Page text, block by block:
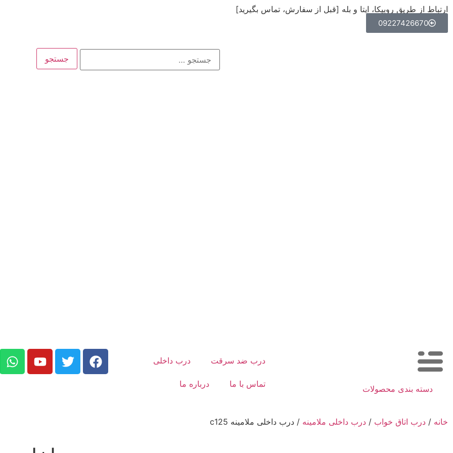
ارتباط از طریق روبیکا، ایتا و بله [قبل از سفارش، تماس بگیرید]
09227426670
دسته بندی محصولات
درب ضد سرقت درب داخلی
تماس با ما درباره ما
خانه / درب اتاق خواب / درب داخلی ملامینه / درب داخلی ملامینه c125